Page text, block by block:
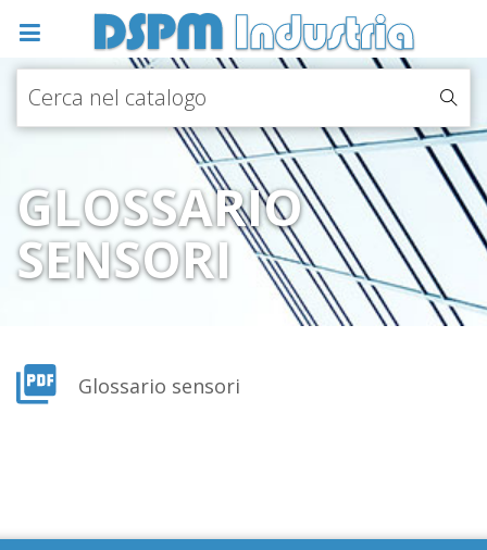
GLOSSARIO
SENSORI
Glossario sensori